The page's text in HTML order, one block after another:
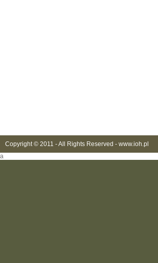
Copyright © 2011 - All Rights Reserved - www.ioh.pl
a